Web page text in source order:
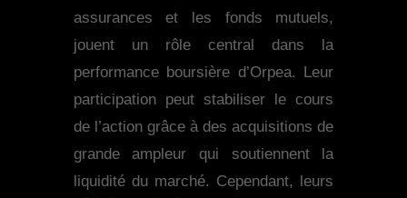
assurances et les fonds mutuels,
jouent un rôle central dans la
performance boursière d’Orpea. Leur
participation peut stabiliser le cours
de l’action grâce à des acquisitions de
grande ampleur qui soutiennent la
liquidité du marché. Cependant, leurs